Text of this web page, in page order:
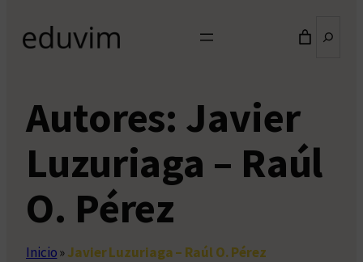
Autores: Javier
Luzuriaga – Raúl
O. Pérez
Inicio»Javier Luzuriaga – Raúl O. Pérez